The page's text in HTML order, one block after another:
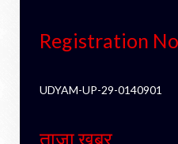
Registration
UDYAM-UP-29-0140901
ताजा खबर